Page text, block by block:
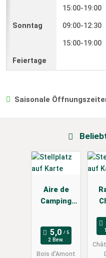
15:00-19:00
09:00-12:30
15:00-19:00
Saisonale
Aire de
Camping
2 Bew.
Bois d'Amont